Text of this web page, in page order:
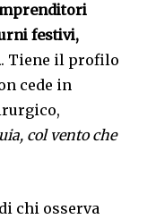
festivi,
. Tiene il profilo
cede in
col vento che
chi osserva